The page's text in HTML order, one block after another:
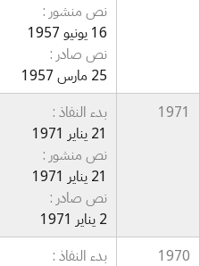
نص منشور :
16 يونيو 1957
نص صادر :
25 مارس 1957
1971
بدء النفاذ :
21 يناير 1971
نص منشور :
21 يناير 1971
نص صادر :
2 يناير 1971
1970
بدء النفاذ :